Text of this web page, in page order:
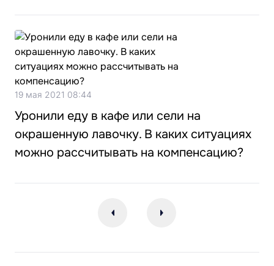
19 мая 2021 08:44
Уронили еду в кафе или сели на
окрашенную лавочку. В каких ситуациях
можно рассчитывать на компенсацию?